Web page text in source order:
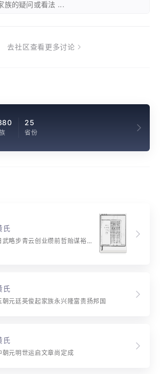
族的疑问或看法 ...
去社区查看更多讨论
25
省份
氏
字辈：文华耀白日武略步青云创业缵前哲贻谋裕后昆忠诚为俊秀勤奋能超群本固树永茂源长流久存
氏
元廷英俊起家族永兴隆富贵扬邦国
氏
朝元明世运启文章尚定成